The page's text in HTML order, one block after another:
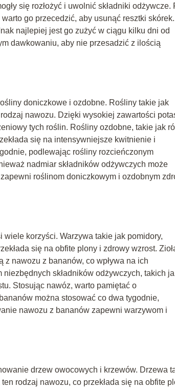
się rozłożyć i uwolnić składniki odżywcze.
go przecedzić, aby usunąć resztki skórek.
najlepiej jest go zużyć w ciągu kilku dni od
dawkowaniu, aby nie przesadzić z ilością
doniczkowe i ozdobne. Rośliny takie jak
nawozu. Dzięki wysokiej zawartości
tych roślin. Rośliny ozdobne, takie jak
się na intensywniejsze kwitnienie i
podlewając rośliny rozcieńczonym
nadmiar składników odżywczych może
roślinom doniczkowym i ozdobnym
korzyści. Warzywa takie jak pomidory,
się na obfite plony i zdrowy wzrost.
nawozu z bananów, co wpływa na ich
składników odżywczych, takich
Stosując nawóz, warto pamiętać o
można stosować co dwa tygodnie,
nawozu z bananów zapewni warzywom i
drzew owocowych i krzewów. Drzewa
rodzaj nawozu, co przekłada się na obfite